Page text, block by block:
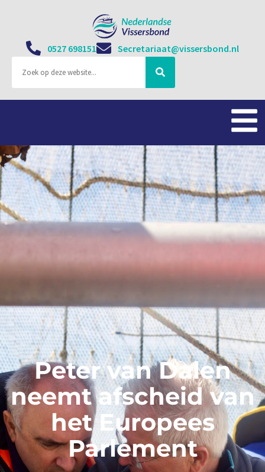
0527 698151 Secretariaat@vissersbond.nl
Peter van Dalen
neemt afscheid van
het Europees
Parlement